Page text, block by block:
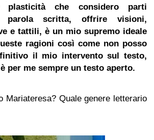
che considero parti
parola scritta, offrire visioni,
e tattili, è un mio supremo ideale
ragioni così come non posso
il mio intervento sul testo,
per me sempre un testo aperto.
Mariateresa? Quale genere letterario